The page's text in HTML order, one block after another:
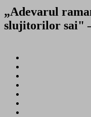
„Adevarul
slujitorilor sai"